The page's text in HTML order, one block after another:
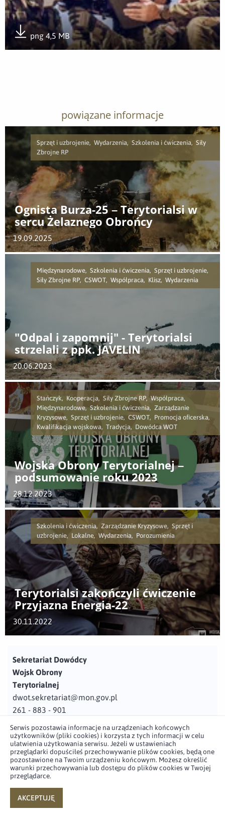
png 4,5 MB
Pobierz załącznik
powiązane informacje
Sprzęt i uzbrojenie, Wydarzenia, Szkolenia i ćwiczenia, Siły
Zbrojne RP
Ognista Burza-25 – Terytorialsi w
sercu Żelaznego Obrońcy
19.09.2025
Międzynarodowe, Szkolenia i ćwiczenia, Sprzęt i uzbrojenie,
Siły Zbrojne RP, CSWOT, Współpraca, Klisz, Wydarzenia
"Odpal i zapomnij" - Terytorialsi
strzelali z ppk. JAVELIN
20.06.2023
Stańczyk, Kooperacja, Siły Zbrojne RP, Współpraca,
Międzynarodowe, Szkolenia i ćwiczenia, Zarządzanie
Kryzysowe, Sprzęt i uzbrojenie, CSWOT, Promocja oficerska,
Kwalifikacja wojskowa, Tradycja, Dowódca WOT
Wojska Obrony Terytorialnej –
podsumowanie roku 2023
28.12.2023
Szkolenia i ćwiczenia, Zarządzanie Kryzysowe, Sprzęt i
uzbrojenie, Lokalne, Wydarzenia, Porozumienia
Terytorialsi zakończyli ćwiczenie
Przyjazna Energia-22
30.11.2022
Sekretariat Dowódcy
Wojsk Obrony
Terytorialnej
dwot.sekretariat@mon.gov.pl
261 - 883 - 901
Adres
ul. Juzistek 2
05-131 Zegrze
Profil użytkownika w serwisie
Profil użytkownika w serwisie
Serwis pozostawia informacje na urządzeniach końcowych
użytkowników (pliki cookies) i korzysta z tych informacji w celu
ułatwienia użytkowania serwisu. Jeżeli w ustawieniach
przeglądarki dopuściłeś przechowywanie plików cookies, będą one
pozostawione na Twoim urządzeniu końcowym. Możesz określić
warunki przechowywania lub dostępu do plików cookies w Twojej
przeglądarce.
AKCEPTUJĘ